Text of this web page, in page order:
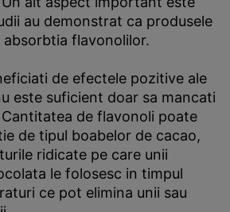
au demonstrat ca produsele
flavonolilor.
de efectele pozitive ale
este suficient doar sa mancati
de flavonoli poate
de tipul boabelor de cacao,
ridicate pe care unii
le folosesc in timpul
ce pot elimina unii sau